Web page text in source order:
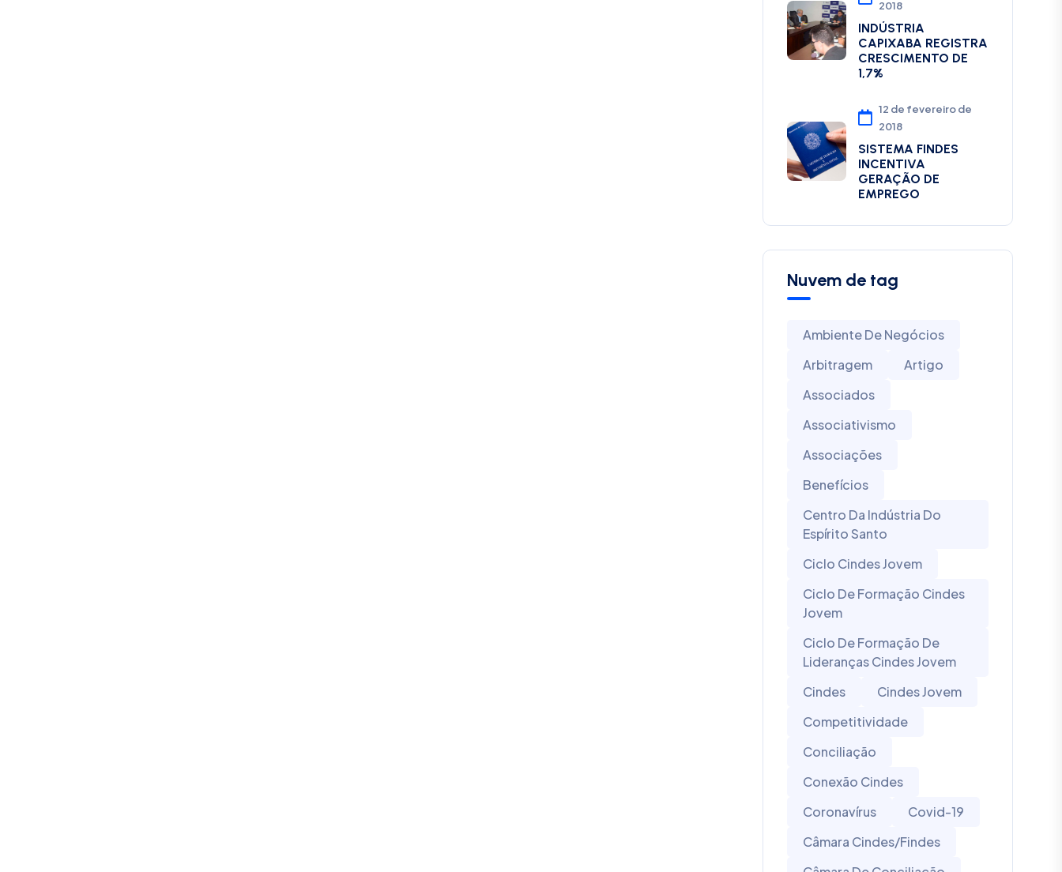
2018
INDÚSTRIA
CAPIXABA REGISTRA
CRESCIMENTO DE
1,7%
12 de fevereiro de
2018
SISTEMA FINDES
INCENTIVA
GERAÇÃO DE
EMPREGO
Nuvem de tag
Ambiente De Negócios
Arbitragem
Artigo
Associados
Associativismo
Associações
Benefícios
Centro Da Indústria Do
Espírito Santo
Ciclo Cindes Jovem
Ciclo De Formação Cindes
Jovem
Ciclo De Formação De
Lideranças Cindes Jovem
Cindes
Cindes Jovem
Competitividade
Conciliação
Conexão Cindes
Coronavírus
Covid-19
Câmara Cindes/Findes